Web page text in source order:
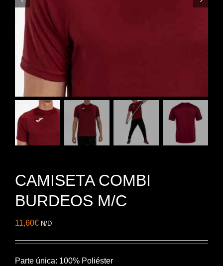
CAMISETA COMBI
BURDEOS M/C
11,60€ N/D
Parte única: 100% Poliéster